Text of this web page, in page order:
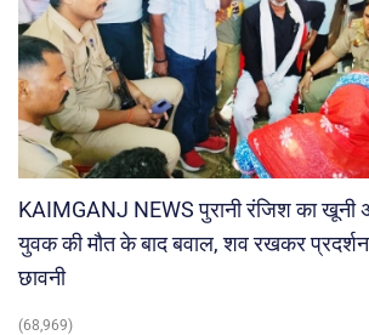
KAIMGANJ NEWS पुरानी रंजिश का खूनी
युवक की मौत के बाद बवाल, शव रखकर
छावनी
(68,969)